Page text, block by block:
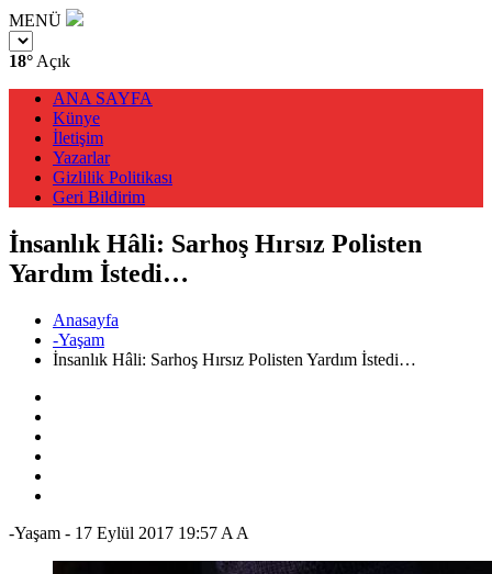
MENÜ
18° Açık
ANA SAYFA
Künye
İletişim
Yazarlar
Gizlilik Politikası
Geri Bildirim
İnsanlık Hâli: Sarhoş Hırsız Polisten
Yardım İstedi…
Anasayfa
-Yaşam
İnsanlık Hâli: Sarhoş Hırsız Polisten Yardım İstedi…
-Yaşam - 17 Eylül 2017 19:57 A A